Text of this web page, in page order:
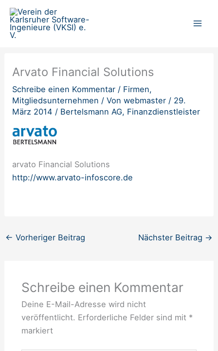
Zum
Inhalt
springen
Arvato Financial Solutions
Schreibe einen Kommentar / Firmen,
Mitgliedsunternehmen / Vonwebmaster / 29.
März 2014 / Bertelsmann AG, Finanzdienstleister
arvato Financial Solutions
http://www.arvato-infoscore.de
← Vorheriger Beitrag Nächster Beitrag →
Schreibe einen Kommentar
Deine E-Mail-Adresse wird nicht
veröffentlicht. Erforderliche Felder sind mit *
markiert